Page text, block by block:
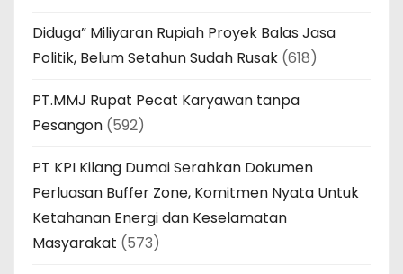
Diduga” Miliyaran Rupiah Proyek Balas Jasa
Politik, Belum Setahun Sudah Rusak (618)
PT.MMJ Rupat Pecat Karyawan tanpa
Pesangon (592)
PT KPI Kilang Dumai Serahkan Dokumen
Perluasan Buffer Zone, Komitmen Nyata Untuk
Ketahanan Energi dan Keselamatan
Masyarakat (573)